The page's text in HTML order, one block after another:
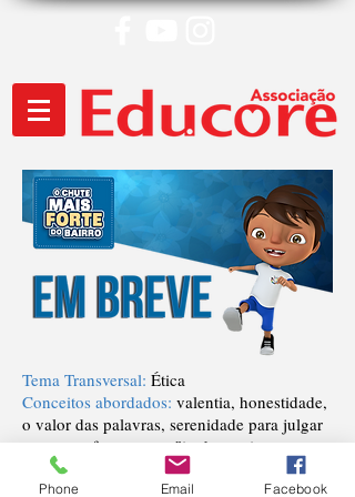
Tema Transversal: Ética
Conceitos abordados: valentia, honestidade,
o valor das palavras, serenidade para julgar
pessoas e fatos, o auxílio dos amigos
© 2016 POR ASSOCIAÇÃO EDUCORE.
Phone Email Facebook